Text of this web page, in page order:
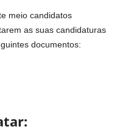
meio candidatos
as suas candidaturas
documentos: